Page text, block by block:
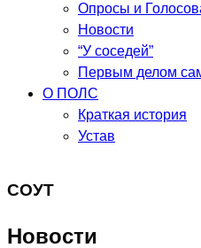
Опросы и
Новости
“У соседей”
Первым делом
О ПОЛС
Краткая история
Устав
СОУТ
Новости